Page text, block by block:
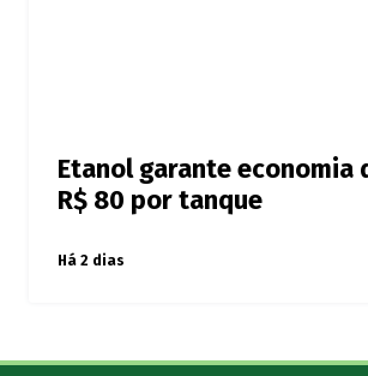
Etanol garante economia
R$ 80 por tanque
Há 2 dias